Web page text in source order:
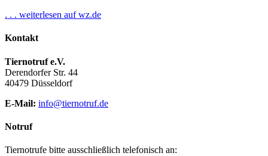
. . . weiterlesen auf wz.de
Kontakt
Tiernotruf e.V.
Derendorfer Str. 44
40479 Düsseldorf
E-Mail: info@tiernotruf.de
Notruf
Tiernotrufe bitte ausschließlich telefonisch an: